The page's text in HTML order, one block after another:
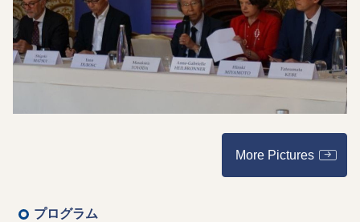
More Pictures
プログラム